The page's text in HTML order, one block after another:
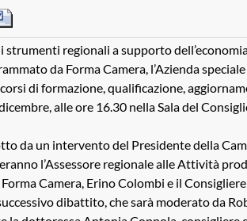
strumenti regionali a supporto
da Forma Camera, l’Azienda
di formazione, qualificazione,
alle ore 16.30 nella Sala del
da un intervento del Presidente della
l’Assessore regionale alle Attività
Camera, Erino Colombi e il
dibattito, che sarà moderato da